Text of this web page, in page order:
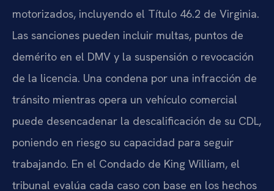
motorizados, incluyendo el Título 46.2 de Virginia.
Las sanciones pueden incluir multas, puntos de
demérito en el DMV y la suspensión o revocación
de la licencia. Una condena por una infracción de
tránsito mientras opera un vehículo comercial
puede desencadenar la descalificación de su CDL,
poniendo en riesgo su capacidad para seguir
trabajando. En el Condado de King William, el
tribunal evalúa cada caso con base en los hechos